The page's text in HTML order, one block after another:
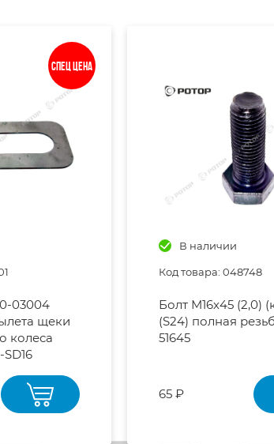
Спец цена
03004
щеки
колеса
В наличии
Код товара: 048748
Болт М16х45 (2,0)
(S24) полная
51645
65 ₽